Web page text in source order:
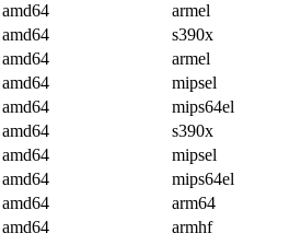
amd64
armel
amd64
s390x
amd64
armel
amd64
mipsel
amd64
mips64el
amd64
s390x
amd64
mipsel
amd64
mips64el
amd64
arm64
amd64
armhf